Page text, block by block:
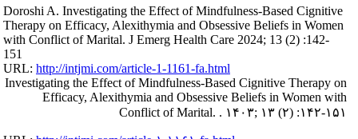
Doroshi A. Investigating the Effect of Mindfulness-Based Cignitive
Therapy on Efficacy, Alexithymia and Obsessive Beliefs in Women
with Conflict of Marital. J Emerg Health Care 2024; 13 (2) :142-
151
URL:http://intjmi.com/article-1-1161-fa.html
Investigating the Effect of Mindfulness-Based Cignitive Therapy on
Efficacy, Alexithymia and Obsessive Beliefs in Women with
Conflict of Marital. . ۱۴۰۳; ۱۳ (۲) :۱۴۲-۱۵۱